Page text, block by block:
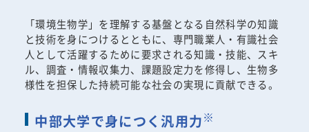
「環境生物学」を理解する基盤となる自然科学の知識
と技術を身につけるとともに、専門職業人・有識社会
人として活躍するために要求される知識・技能、スキ
ル、調査・情報収集力、課題設定力を修得し、生物多
様性を担保した持続可能な社会の実現に貢献できる。
中部大学で身につく汎用力※